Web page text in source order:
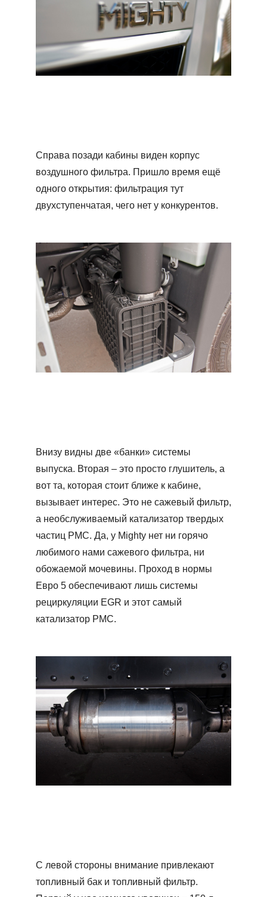
Справа позади кабины виден корпус
воздушного фильтра. Пришло время ещё
одного открытия: фильтрация тут
двухступенчатая, чего нет у конкурентов.
Внизу видны две «банки» системы
выпуска. Вторая – это просто глушитель, а
вот та, которая стоит ближе к кабине,
вызывает интерес. Это не сажевый фильтр,
а необслуживаемый катализатор твердых
частиц PMC. Да, у Mighty нет ни горячо
любимого нами сажевого фильтра, ни
обожаемой мочевины. Проход в нормы
Евро 5 обеспечивают лишь системы
рециркуляции EGR и этот самый
катализатор PMC.
С левой стороны внимание привлекают
топливный бак и топливный фильтр.